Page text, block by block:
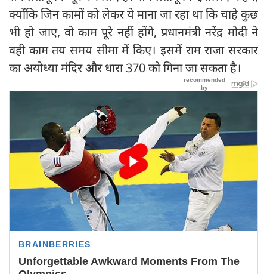
क्योंकि जिन कामों को लेकर ये माना जा रहा था कि चाहे कुछ
भी हो जाए, वो काम पूरे नहीं होंगे, प्रधानमंत्री नरेंद्र मोदी ने
वही काम तय समय सीमा में किए। इसमें राम राजा सरकार
का अयोध्या मंदिर और धारा 370 को गिना जा सकता है।